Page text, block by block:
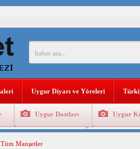
GENEL BAŞKANI AĞIRALİOĞLU :
BAŞKANI DOÇ.DR.KAAN : DOĞU
YARAMIZ : ÇİN İŞGALİNDEKİ
KATLİAMI MESAJİ : 05.07.2009
Uygur Diyarı ve Yöreleri
Uygur Dostları Uygur
Tüm Manşetler